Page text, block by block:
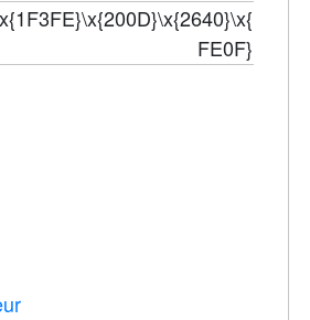
FE0F}